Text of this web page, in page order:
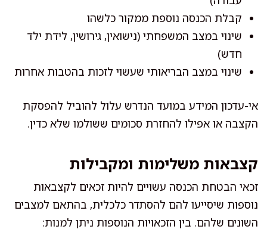
קבלת הכנסה נוספת ממקור כלשהו
שינוי במצב המשפחתי (נישואין, גירושין, לידת ילד
חדש)
שינוי במצב הבריאותי שעשוי לזכות בהטבות אחרות
אי-עדכון המידע במועד הנדרש עלול להוביל להפסקת
הקצבה או אפילו להחזרת סכומים ששולמו שלא כדין.
קצבאות משלימות ומקבילות
זכאי הבטחת הכנסה עשויים להיות זכאים לקצבאות
נוספות שיסייעו להם להסתדר כלכלית, בהתאם למצבים
השונים שלהם. בין הזכאויות הנוספות ניתן למנות: